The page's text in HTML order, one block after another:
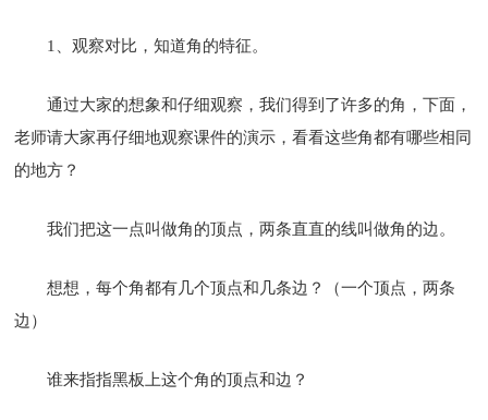
1、观察对比，知道角的特征。
通过大家的想象和仔细观察，我们得到了许多的角，下面，
老师请大家再仔细地观察课件的演示，看看这些角都有哪些相同
的地方？
我们把这一点叫做角的顶点，两条直直的线叫做角的边。
想想，每个角都有几个顶点和几条边？（一个顶点，两条
边）
谁来指指黑板上这个角的顶点和边？